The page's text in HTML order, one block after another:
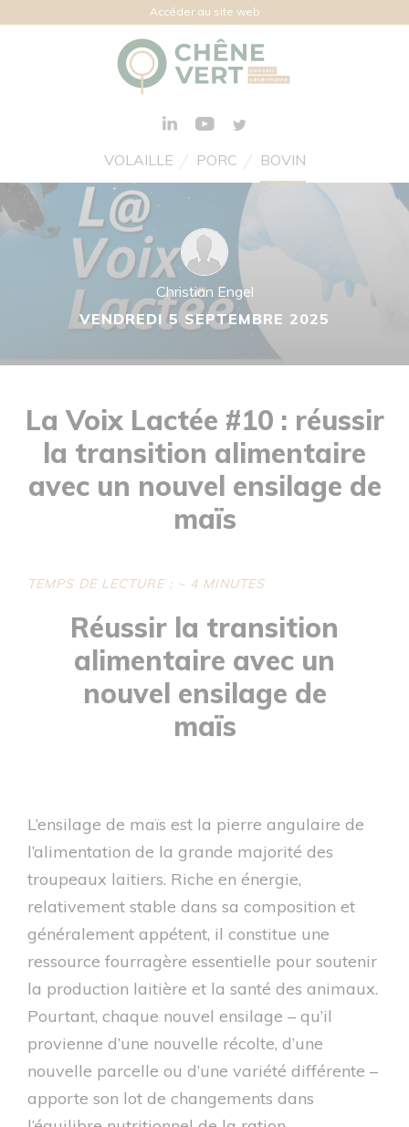
Accéder au site web
VOLAILLE PORC BOVIN
Christian Engel
VENDREDI 5 SEPTEMBRE 2025
La Voix Lactée #10 : réussir
la transition alimentaire
avec un nouvel ensilage de
maïs
TEMPS DE LECTURE : ~ 4 MINUTES
Réussir la transition
alimentaire avec un
nouvel ensilage de
maïs
L’ensilage de maïs est la pierre angulaire de
l’alimentation de la grande majorité des
troupeaux laitiers. Riche en énergie,
relativement stable dans sa composition et
généralement appétent, il constitue une
ressource fourragère essentielle pour soutenir
la production laitière et la santé des animaux.
Pourtant, chaque nouvel ensilage – qu’il
provienne d’une nouvelle récolte, d’une
nouvelle parcelle ou d’une variété différente –
apporte son lot de changements dans